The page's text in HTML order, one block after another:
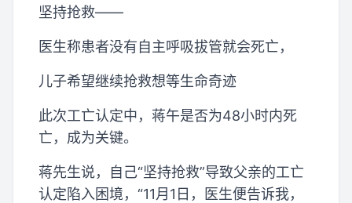
坚持抢救——
医生称患者没有自主呼吸拔管就会死亡，
儿子希望继续抢救想等生命奇迹
此次工亡认定中，蒋午是否为48小时内死
亡，成为关键。
蒋先生说，自己“坚持抢救”导致父亲的工亡
认定陷入困境，“11月1日，医生便告诉我，